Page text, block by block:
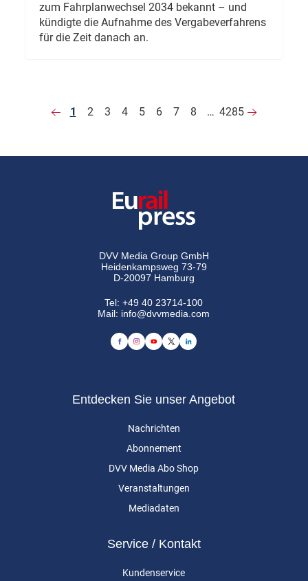
zum Fahrplanwechsel 2034 bekannt – und
kündigte die Aufnahme des Vergabeverfahrens
für die Zeit danach an.
1 2 3 4 5 6 7 8 … 4285
DVV Media Group GmbH
Heidenkampsweg 73-79
D-20097 Hamburg
Tel:+49 40 23714-100
Mail: info@dvvmedia.com
Entdecken Sie unser Angebot
Nachrichten
Abonnement
DVV Media Abo Shop
Veranstaltungen
Mediadaten
Service / Kontakt
Kundenservice